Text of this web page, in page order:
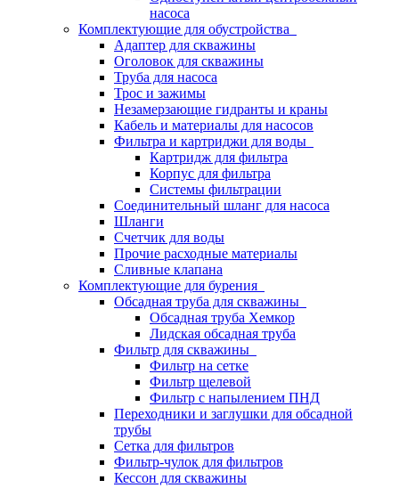
насоса
Комплектующие для обустройства
Адаптер для скважины
Оголовок для скважины
Труба для насоса
Трос и зажимы
Незамерзающие гидранты и краны
Кабель и материалы для насосов
Фильтра и картриджи для воды
Картридж для фильтра
Корпус для фильтра
Системы фильтрации
Соединительный шланг для насоса
Шланги
Счетчик для воды
Прочие расходные материалы
Сливные клапана
Комплектующие для бурения
Обсадная труба для скважины
Обсадная труба Хемкор
Лидская обсадная труба
Фильтр для скважины
Фильтр на сетке
Фильтр щелевой
Фильтр с напылением ПНД
Переходники и заглушки для обсадной
трубы
Сетка для фильтров
Фильтр-чулок для фильтров
Кессон для скважины